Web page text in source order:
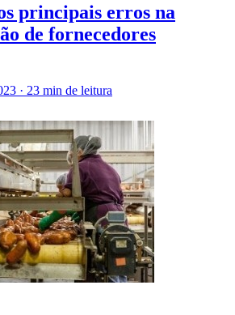
principais erros na
de fornecedores
· 23 min de leitura